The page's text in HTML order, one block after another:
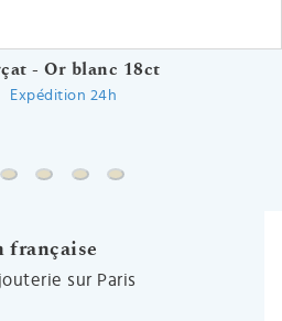
- Or blanc 18ct
Expédition 24h
française
sur Paris